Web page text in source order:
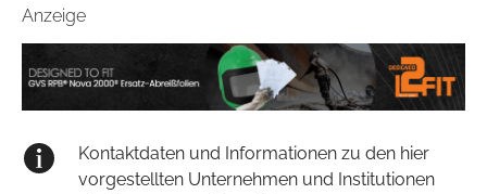
Anzeige
Kontaktdaten und Informationen zu den hier
vorgestellten Unternehmen und Institutionen